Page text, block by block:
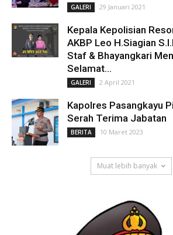
GALERI 29 Januari 2021
Kepala Kepolisian
AKBP Leo H.Siagian
Staf & Bhayangkari
Selamat...
GALERI 2 April 2021
Kapolres Pasangkayu
Serah Terima Jabatan
BERITA 10 Maret 2023
Muat lebih banyak